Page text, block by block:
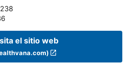
el sitio web